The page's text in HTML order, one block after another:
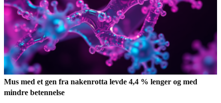
Mus med et gen fra nakenrotta levde 4,4 % lenger og med
mindre betennelse